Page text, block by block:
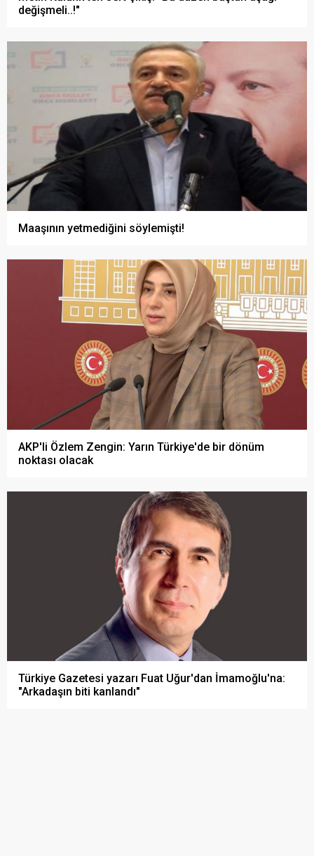
değişmeli..!"
Maaşının yetmediğini söylemişti!
AKP'li Özlem Zengin: Yarın Türkiye'de bir dönüm
noktası olacak
Türkiye Gazetesi yazarı Fuat Uğur'dan İmamoğlu'na:
"Arkadaşın biti kanlandı"